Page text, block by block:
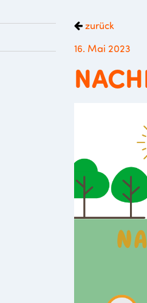
zurück
16. Mai 2023